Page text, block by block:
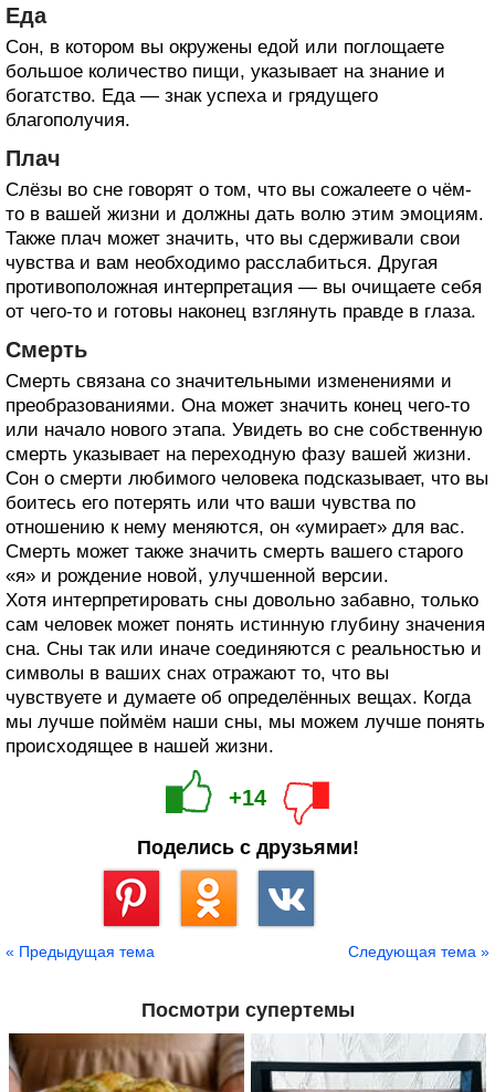
Еда
Сон, в котором вы окружены едой или поглощаете
большое количество пищи, указывает на знание и
богатство. Еда — знак успеха и грядущего
благополучия.
Плач
Слёзы во сне говорят о том, что вы сожалеете о чём-
то в вашей жизни и должны дать волю этим эмоциям.
Также плач может значить, что вы сдерживали свои
чувства и вам необходимо расслабиться. Другая
противоположная интерпретация — вы очищаете себя
от чего-то и готовы наконец взглянуть правде в глаза.
Смерть
Смерть связана со значительными изменениями и
преобразованиями. Она может значить конец чего-то
или начало нового этапа. Увидеть во сне собственную
смерть указывает на переходную фазу вашей жизни.
Сон о смерти любимого человека подсказывает, что вы
боитесь его потерять или что ваши чувства по
отношению к нему меняются, он «умирает» для вас.
Смерть может также значить смерть вашего старого
«я» и рождение новой, улучшенной версии.
Хотя интерпретировать сны довольно забавно, только
сам человек может понять истинную глубину значения
сна. Сны так или иначе соединяются с реальностью и
символы в ваших снах отражают то, что вы
чувствуете и думаете об определённых вещах. Когда
мы лучше поймём наши сны, мы можем лучше понять
происходящее в нашей жизни.
+14
Поделись с друзьями!
« Предыдущая тема Следующая тема »
Посмотри супертемы